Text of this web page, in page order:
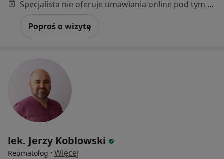
Specjalista nie oferuje umawiania online pod tym adresem.
Poproś o wizytę
lek. Jerzy Koblowski
Reumatolog · Więcej